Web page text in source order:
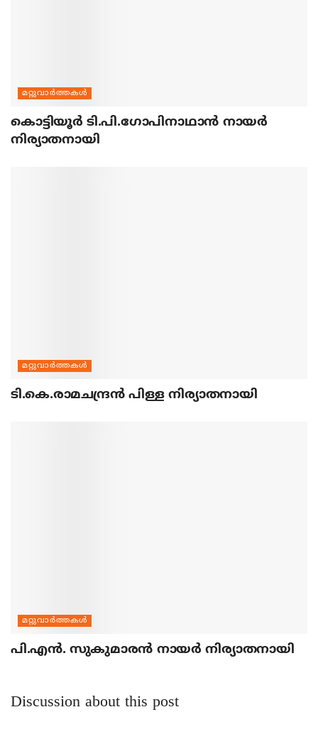
മറ്റുവാര്‍ത്തകള്‍
കൊട്ടിയൂര്‍ ടി.പി.ഗോപിനാഥാന്‍ നായര്‍
നിര്യാതനായി
മറ്റുവാര്‍ത്തകള്‍
ടി.കെ.രാമചന്ദ്രന്‍ പിള്ള നിര്യാതനായി
മറ്റുവാര്‍ത്തകള്‍
പി.എന്‍. സുകുമാരന്‍ നായര്‍ നിര്യാതനായി
Discussion about this post